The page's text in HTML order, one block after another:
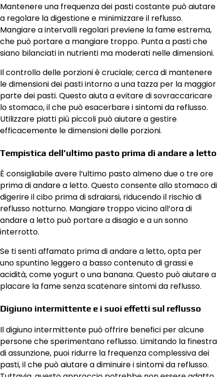
Mantenere una frequenza dei pasti costante può aiutare
a regolare la digestione e minimizzare il reflusso.
Mangiare a intervalli regolari previene la fame estrema,
che può portare a mangiare troppo. Punta a pasti che
siano bilanciati in nutrienti ma moderati nelle dimensioni.
Il controllo delle porzioni è cruciale; cerca di mantenere
le dimensioni dei pasti intorno a una tazza per la maggior
parte dei pasti. Questo aiuta a evitare di sovraccaricare
lo stomaco, il che può esacerbare i sintomi da reflusso.
Utilizzare piatti più piccoli può aiutare a gestire
efficacemente le dimensioni delle porzioni.
Tempistica dell’ultimo pasto prima di andare a letto
È consigliabile avere l’ultimo pasto almeno due o tre ore
prima di andare a letto. Questo consente allo stomaco di
digerire il cibo prima di sdraiarsi, riducendo il rischio di
reflusso notturno. Mangiare troppo vicino all’ora di
andare a letto può portare a disagio e a un sonno
interrotto.
Se ti senti affamato prima di andare a letto, opta per
uno spuntino leggero a basso contenuto di grassi e
acidità, come yogurt o una banana. Questo può aiutare a
placare la fame senza scatenare sintomi da reflusso.
Digiuno intermittente e i suoi effetti sul reflusso
Il digiuno intermittente può offrire benefici per alcune
persone che sperimentano reflusso. Limitando la finestra
di assunzione, puoi ridurre la frequenza complessiva dei
pasti, il che può aiutare a diminuire i sintomi da reflusso.